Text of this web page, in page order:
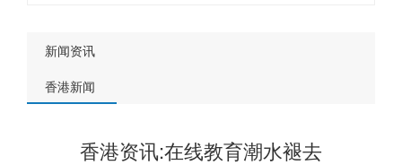
新闻资讯
香港新闻
香港资讯:在线教育潮水褪去